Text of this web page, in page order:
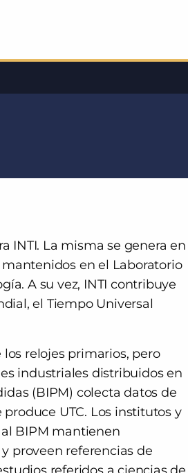
INTI. La misma se genera en
en el Laboratorio
A su vez, INTI contribuye
el Tiempo Universal
relojes primarios, pero
industriales distribuidos en
(BIPM) colecta datos de
UTC. Los institutos y
BIPM mantienen
proveen referencias de
referidos a ciencias de